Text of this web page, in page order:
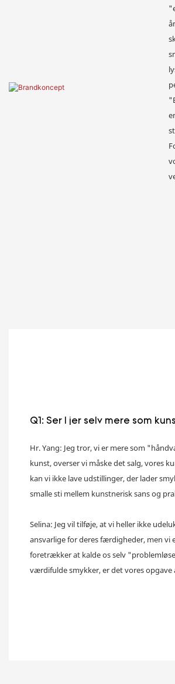
Q1: Ser I jer selv mere som
Hr. Yang: Jeg tror, ​​vi er mere som
kunst, overser vi måske det salg, vores
kan vi ikke lave udstillinger, der lader
smalle sti mellem kunstnerisk sans og
Selina: Jeg vil tilføje, at vi heller ikke
ansvarlige for deres færdigheder, men vi
foretrækker at kalde os selv
værdifulde smykker, er det vores